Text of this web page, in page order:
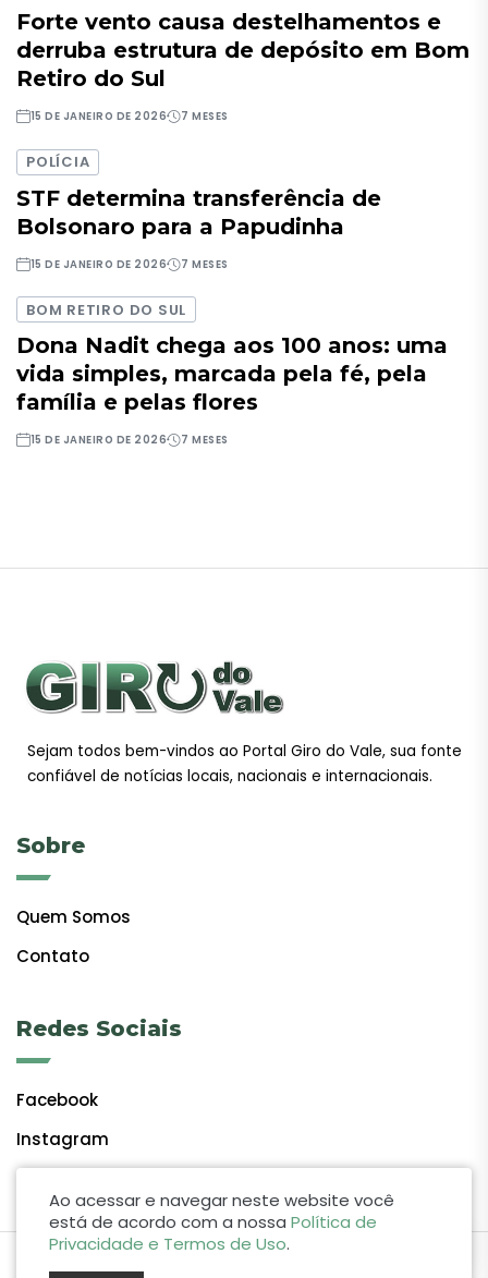
Forte vento causa destelhamentos e
derruba estrutura de depósito em Bom
Retiro do Sul
15 DE JANEIRO DE 2026 7 MESES
POLÍCIA
STF determina transferência de
Bolsonaro para a Papudinha
15 DE JANEIRO DE 2026 7 MESES
BOM RETIRO DO SUL
Dona Nadit chega aos 100 anos: uma
vida simples, marcada pela fé, pela
família e pelas flores
15 DE JANEIRO DE 2026 7 MESES
Sejam todos bem-vindos ao Portal Giro do Vale, sua fonte
confiável de notícias locais, nacionais e internacionais.
Sobre
Quem Somos
Contato
Redes Sociais
Facebook
Instagram
Ao acessar e navegar neste website você
está de acordo com a nossa Política de
Privacidade e Termos de Uso.